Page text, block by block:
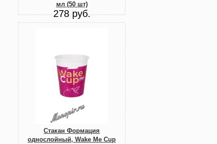
мл (50 шт)
278 руб.
Стакан Формация
однослойный, Wake Me Cup